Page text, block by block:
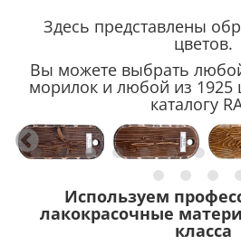
Здесь представлены
цветов.
Вы можете выбрать
морилок и любой из 1925
каталогу
Используем
лакокрасочные
класса